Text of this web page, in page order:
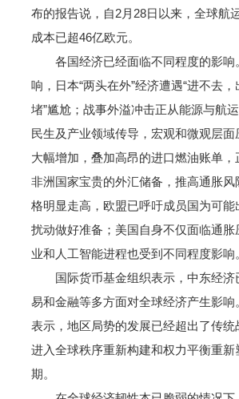
布的报告说，自2月28日以来，全球航
成本已超46亿欧元。
各国经济已经面临不同程度的影响
响，日本“两头在外”经济遭遇“进不去，
堵”尴尬；战事外溢冲击正从能源与航
民生及产业领域传导，宏观和微观层
大幅增加，叠加高昂的进口燃油账单，
非洲国家宝贵的外汇储备，推高通胀风
格明显走高，欧盟已呼吁成员国为可能
扰动做好准备；美国自身不仅面临通胀
业和人工智能进程也受到不同程度影响
国际货币基金组织表示，中东经济
易和金融等多方面对全球经济产生影响
表示，地区局势的发展已经超出了传统
进入全球秩序重新构建和权力平衡重新
期。